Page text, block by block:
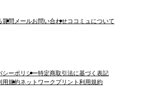
質問 メールお問い合わせココミュについて
シーポリシー特定商取引法に基づく表記
用規約ネットワークプリント利用規約